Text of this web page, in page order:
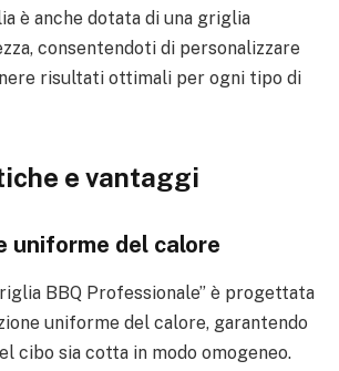
è anche dotata di una griglia
consentendoti di personalizzare
risultati ottimali per ogni tipo di
e vantaggi
uniforme del calore
BBQ Professionale” è progettata
uniforme del calore, garantendo
cibo sia cotta in modo omogeneo.